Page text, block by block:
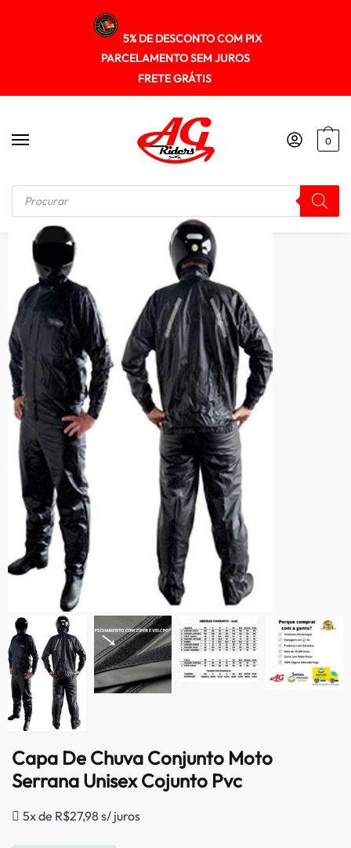
5% DE DESCONTO COM PIX
PARCELAMENTO SEM JUROS
FRETE GRÁTIS
0
Início / CAPA DE CHUVA Capa De Chuva Conjunto Moto Serrana Unisex Cojunto Pvc
Capa De Chuva Conjunto Moto
Serrana Unisex Cojunto Pvc
5x de R$27,98 s/ juros